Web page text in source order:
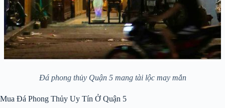
Đá phong thủy Quận 5 mang tài lộc may mắn
Mua Đá Phong Thủy Uy Tín Ở Quận 5